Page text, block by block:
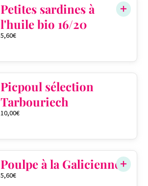
Petites sardines à
l'huile bio 16/20
5,60€
Picpoul sélection
Tarbouriech
10,00€
Poulpe à la Galicienne
5,60€